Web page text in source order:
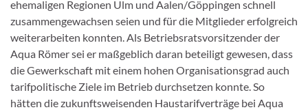
ehemaligen Regionen Ulm und Aalen/Göppingen schnell
zusammengewachsen seien und für die Mitglieder erfolgreich
weiterarbeiten konnten. Als Betriebsratsvorsitzender der
Aqua Römer sei er maßgeblich daran beteiligt gewesen, dass
die Gewerkschaft mit einem hohen Organisationsgrad auch
tarifpolitische Ziele im Betrieb durchsetzen konnte. So
hätten die zukunftsweisenden Haustarifverträge bei Aqua